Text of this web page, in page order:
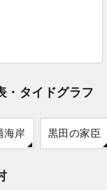
・タイドグラフ
海岸 黒田の家臣